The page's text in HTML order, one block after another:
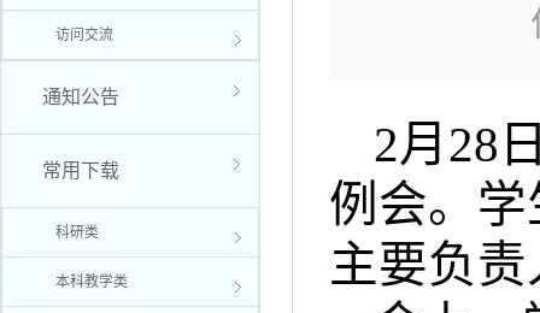
访问交流
通知公告
常用下载
科研类
本科教学类
2月 28
例会。
主要负